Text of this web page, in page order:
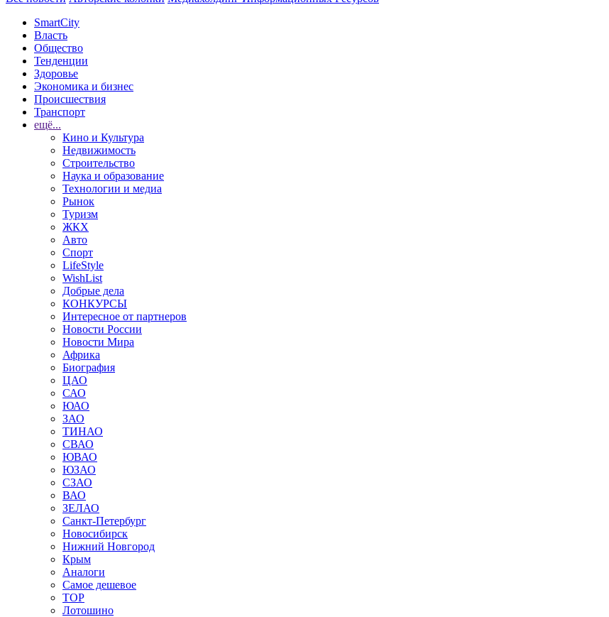
SmartCity
Власть
Общество
Тенденции
Здоровье
Экономика и бизнес
Происшествия
Транспорт
ещё...
Кино и Культура
Недвижимость
Строительство
Наука и образование
Технологии и медиа
Рынок
Туризм
ЖКХ
Авто
Спорт
LifeStyle
WishList
Добрые дела
КОНКУРСЫ
Интересное от партнеров
Новости России
Новости Мира
Африка
Биография
ЦАО
САО
ЮАО
ЗАО
ТИНАО
СВАО
ЮВАО
ЮЗАО
СЗАО
ВАО
ЗЕЛАО
Санкт-Петербург
Новосибирск
Нижний Новгород
Крым
Аналоги
Самое дешевое
TOP
Лотошино